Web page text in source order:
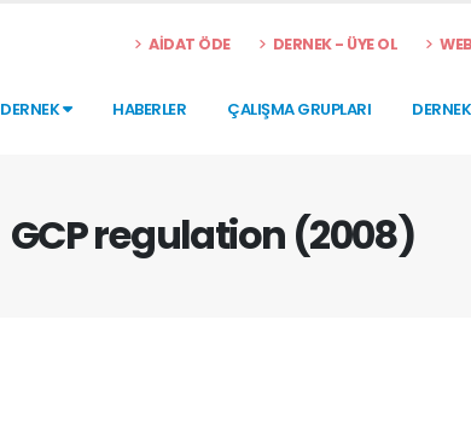
AİDAT ÖDE DERNEK - ÜYE OL
DERNEK HABERLER ÇALIŞMA GRUPLARI
GCP regulation (2008)